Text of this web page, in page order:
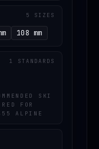
5 SIZES
108 mm
1 STANDARDS
SKI
FOR
ALPINE